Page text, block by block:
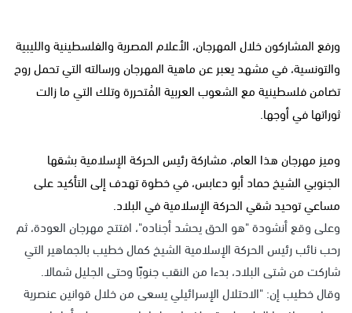
ورفع المشاركون خلال المهرجان، الأعلام المصرية والفلسطينية والليبية
والتونسية، في مشهد يعبر عن ماهية المهرجان ورسالته التي تحمل روح
تضامن فلسطينية مع الشعوب العربية المُتحررة وتلك التي ما زالت
ثوراتها في أوجها.
وميز مهرجان هذا العام، مشاركة رئيس الحركة الإسلامية بشقها
الجنوبي الشيخ حماد أبو دعابس، في خطوة تهدف إلى التأكيد على
مساعي توحيد شقي الحركة الإسلامية في البلاد.
وعلى وقع أنشودة "هو الحق يحشد أجناده"، افتتح مهرجان العودة، ثم
رحب نائب رئيس الحركة الإسلامية الشيخ كمال خطيب بالجماهير التي
شاركت من شتى البلاد، بدءا من النقب جنوبًا وحتى الجليل شمالا.
وقال خطيب إن: "الاحتلال الإسرائيلي يسعى من خلال قوانين عنصرية